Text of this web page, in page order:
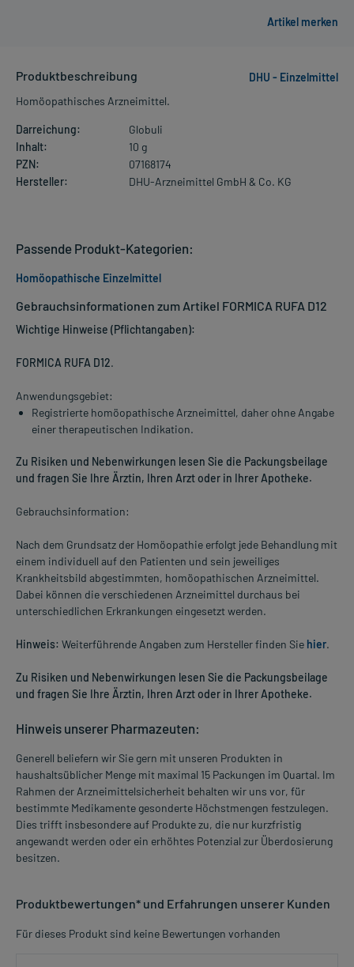
Produktbeschreibung
DHU - Einzelmittel
Homöopathisches Arzneimittel.
Darreichung:
Globuli
Inhalt:
10 g
PZN:
07168174
Hersteller:
DHU-Arzneimittel GmbH & Co. KG
Gebrauchsinformationen zum Artikel FORMICA RUFA D12
Wichtige Hinweise (Pflichtangaben):
FORMICA RUFA D12.
Anwendungsgebiet:
Registrierte homöopathische Arzneimittel, daher ohne Angabe
einer therapeutischen Indikation.
Zu Risiken und Nebenwirkungen lesen Sie die Packungsbeilage
und fragen Sie Ihre Ärztin, Ihren Arzt oder in Ihrer Apotheke.
Gebrauchsinformation:
Nach dem Grundsatz der Homöopathie erfolgt jede Behandlung mit
einem individuell auf den Patienten und sein jeweiliges
Krankheitsbild abgestimmten, homöopathischen Arzneimittel.
Dabei können die verschiedenen Arzneimittel durchaus bei
unterschiedlichen Erkrankungen eingesetzt werden.
Hinweis: Weiterführende Angaben zum Hersteller finden Sie hier.
Zu Risiken und Nebenwirkungen lesen Sie die Packungsbeilage
und fragen Sie Ihre Ärztin, Ihren Arzt oder in Ihrer Apotheke.
Hinweis unserer Pharmazeuten:
Generell beliefern wir Sie gern mit unseren Produkten in
haushaltsüblicher Menge mit maximal 15 Packungen im Quartal. Im
Rahmen der Arzneimittelsicherheit behalten wir uns vor, für
bestimmte Medikamente gesonderte Höchstmengen festzulegen.
Dies trifft insbesondere auf Produkte zu, die nur kurzfristig
angewandt werden oder ein erhöhtes Potenzial zur Überdosierung
besitzen.
Produktbewertungen* und Erfahrungen unserer Kunden
Für dieses Produkt sind keine Bewertungen vorhanden
Passende Produkt-Kategorien:
Homöopathische Einzelmittel